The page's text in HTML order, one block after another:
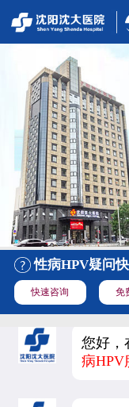
性病HPV疑问
快速咨询 免
您好，
病HPV